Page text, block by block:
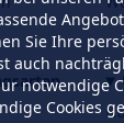
Sie Ihre
auch
notwendige
Cookies